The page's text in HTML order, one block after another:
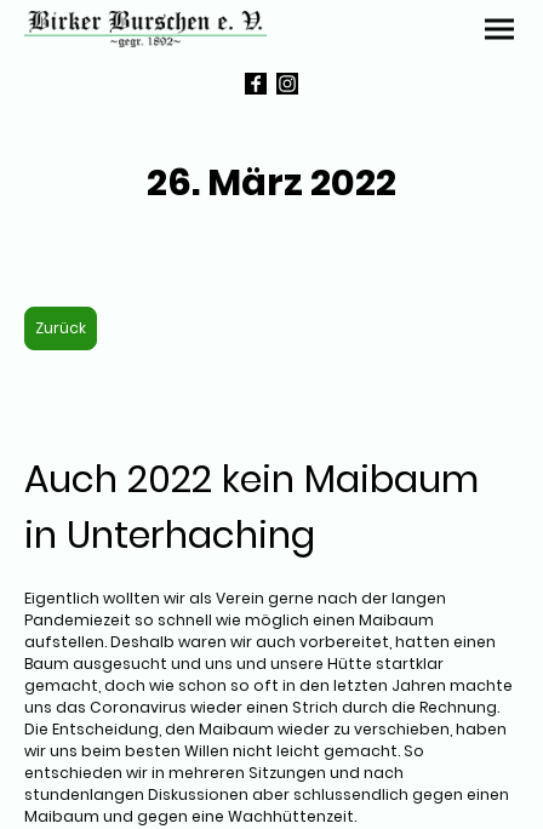
26. März 2022
Zurück
Auch 2022 kein Maibaum
in Unterhaching
Eigentlich wollten wir als Verein gerne nach der langen
Pandemiezeit so schnell wie möglich einen Maibaum
aufstellen. Deshalb waren wir auch vorbereitet, hatten einen
Baum ausgesucht und uns und unsere Hütte startklar
gemacht, doch wie schon so oft in den letzten Jahren machte
uns das Coronavirus wieder einen Strich durch die Rechnung.
Die Entscheidung, den Maibaum wieder zu verschieben, haben
wir uns beim besten Willen nicht leicht gemacht. So
entschieden wir in mehreren Sitzungen und nach
stundenlangen Diskussionen aber schlussendlich gegen einen
Maibaum und gegen eine Wachhüttenzeit.